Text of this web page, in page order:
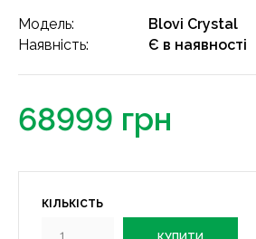
Модель:
Blovi Crystal
Наявність:
Є в наявності
68999 грн
КІЛЬКІСТЬ